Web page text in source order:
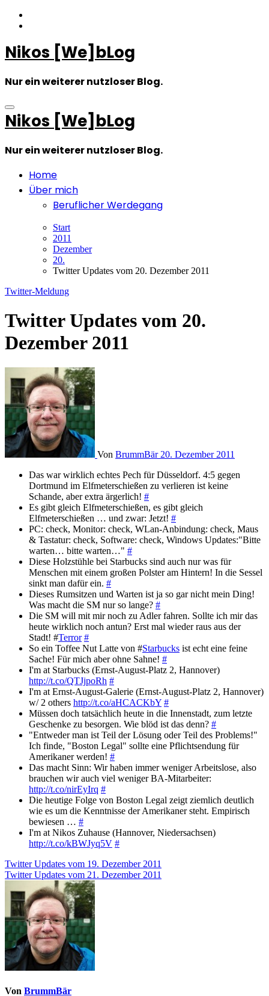
Zum
Inhalt
Nikos [We]bLog
Nur ein weiterer nutzloser Blog.
Nikos [We]bLog
Nur ein weiterer nutzloser Blog.
Home
Über mich
Beruflicher Werdegang
Start
2011
Dezember
20.
Twitter Updates vom 20. Dezember 2011
Twitter-Meldung
Twitter Updates vom 20.
Dezember 2011
Von BrummBär 20. Dezember 2011
Das war wirklich echtes Pech für Düsseldorf. 4:5 gegen
Dortmund im Elfmeterschießen zu verlieren ist keine
Schande, aber extra ärgerlich! #
Es gibt gleich Elfmeterschießen, es gibt gleich
Elfmeterschießen … und zwar: Jetzt! #
PC: check, Monitor: check, WLan-Anbindung: check, Maus
& Tastatur: check, Software: check, Windows Updates:"Bitte
warten… bitte warten…" #
Diese Holzstühle bei Starbucks sind auch nur was für
Menschen mit einem großen Polster am Hintern! In die Sessel
sinkt man dafür ein. #
Dieses Rumsitzen und Warten ist ja so gar nicht mein Ding!
Was macht die SM nur so lange? #
Die SM will mit mir noch zu Adler fahren. Sollte ich mir das
heute wirklich noch antun? Erst mal wieder raus aus der
Stadt! #Terror #
So ein Toffee Nut Latte von #Starbucks ist echt eine feine
Sache! Für mich aber ohne Sahne! #
I'm at Starbucks (Ernst-August-Platz 2, Hannover)
http://t.co/QTJjpoRh #
I'm at Ernst-August-Galerie (Ernst-August-Platz 2, Hannover)
w/ 2 others http://t.co/aHCACKbY #
Müssen doch tatsächlich heute in die Innenstadt, zum letzte
Geschenke zu besorgen. Wie blöd ist das denn? #
"Entweder man ist Teil der Lösung oder Teil des Problems!"
Ich finde, "Boston Legal" sollte eine Pflichtsendung für
Amerikaner werden! #
Das macht Sinn: Wir haben immer weniger Arbeitslose, also
brauchen wir auch viel weniger BA-Mitarbeiter:
http://t.co/nirEyIrq #
Die heutige Folge von Boston Legal zeigt ziemlich deutlich
wie es um die Kenntnisse der Amerikaner steht. Empirisch
bewiesen … #
I'm at Nikos Zuhause (Hannover, Niedersachsen)
http://t.co/kBWJyq5V #
Beitragsnavigation
Twitter Updates vom 19. Dezember 2011
Twitter Updates vom 21. Dezember 2011
Von BrummBär